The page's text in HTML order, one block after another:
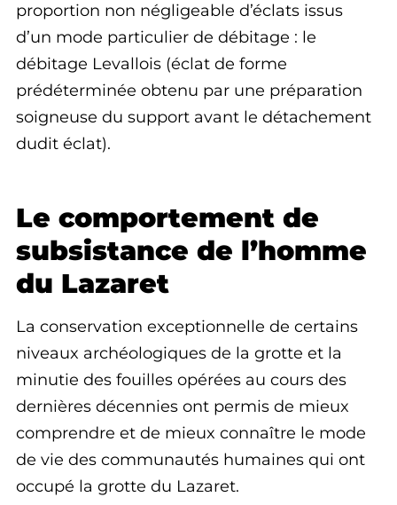
proportion non négligeable d’éclats issus
d’un mode particulier de débitage : le
débitage Levallois (éclat de forme
prédéterminée obtenu par une préparation
soigneuse du support avant le détachement
dudit éclat).
Le comportement de
subsistance de l’homme
du Lazaret
La conservation exceptionnelle de certains
niveaux archéologiques de la grotte et la
minutie des fouilles opérées au cours des
dernières décennies ont permis de mieux
comprendre et de mieux connaître le mode
de vie des communautés humaines qui ont
occupé la grotte du Lazaret.